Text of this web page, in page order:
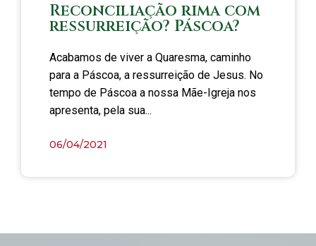
Reconciliação rima com
ressurreição? Páscoa?
Acabamos de viver a Quaresma, caminho
para a Páscoa, a ressurreição de Jesus. No
tempo de Páscoa a nossa Mãe-Igreja nos
apresenta, pela sua...
06/04/2021